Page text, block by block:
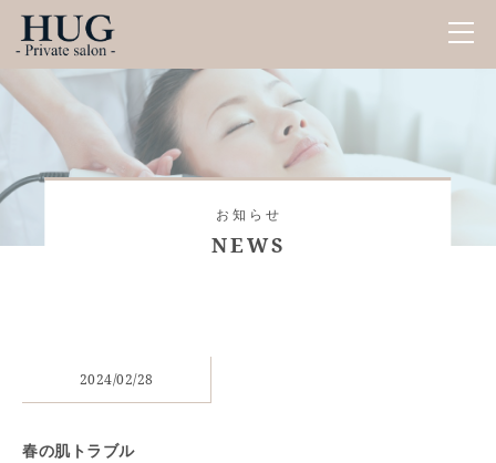
お知らせ
NEWS
2024/02/28
春の肌トラブル